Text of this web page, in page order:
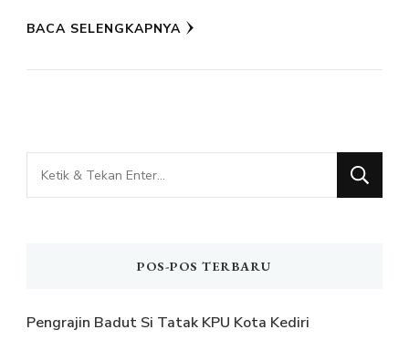
BACA SELENGKAPNYA
Mencari
Sesuatu?
POS-POS TERBARU
Pengrajin Badut Si Tatak KPU Kota Kediri